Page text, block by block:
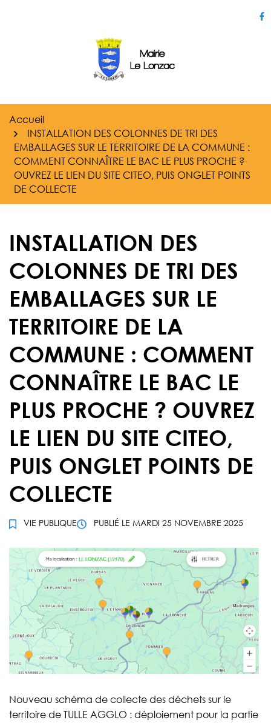
Accueil
INSTALLATION DES COLONNES DE TRI DES
EMBALLAGES SUR LE TERRITOIRE DE LA COMMUNE :
COMMENT CONNAÎTRE LE BAC LE PLUS PROCHE ?
OUVREZ LE LIEN DU SITE CITEO, PUIS ONGLET POINTS
DE COLLECTE
INSTALLATION DES
COLONNES DE TRI DES
EMBALLAGES SUR LE
TERRITOIRE DE LA
COMMUNE : COMMENT
CONNAÎTRE LE BAC LE
PLUS PROCHE ? OUVREZ
LE LIEN DU SITE CITEO,
PUIS ONGLET POINTS DE
COLLECTE
VIE PUBLIQUE PUBLIÉ LE MARDI 25 NOVEMBRE 2025
Nouveau schéma de collecte des déchets sur le
territoire de TULLE AGGLO : déploiement pour la partie